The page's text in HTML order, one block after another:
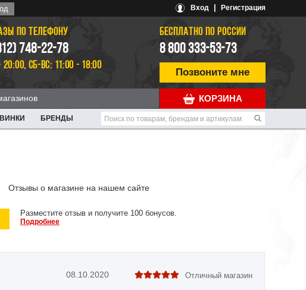
Вход Регистрация
ПО ТЕЛЕФОНУ
748-22-78
СБ-ВС: 11:00 - 18:00
БЕСПЛАТНО ПО РОССИИ
8 800 333-53-73
Позвоните мне
КОРЗИНА
БРЕНДЫ
Отзывы о магазине на нашем сайте
Разместите отзыв и получите 100 бонусов.
Подробнее
08.10.2020 Отличный магазин